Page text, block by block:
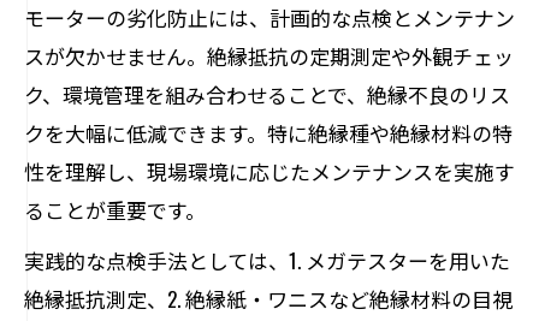
モーターの劣化防止には、計画的な点検とメンテナン
スが欠かせません。絶縁抵抗の定期測定や外観チェッ
ク、環境管理を組み合わせることで、絶縁不良のリス
クを大幅に低減できます。特に絶縁種や絶縁材料の特
性を理解し、現場環境に応じたメンテナンスを実施す
ることが重要です。
実践的な点検手法としては、1. メガテスターを用いた
絶縁抵抗測定、2. 絶縁紙・ワニスなど絶縁材料の目視